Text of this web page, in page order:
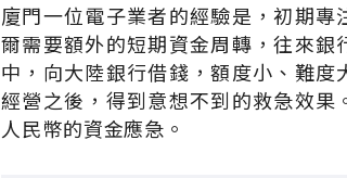
廈門一位電子業者的經驗是，初期
爾需要額外的短期資金周轉，往來
中，向大陸銀行借錢，額度小、難
經營之後，得到意想不到的救急效
人民幣的資金應急。